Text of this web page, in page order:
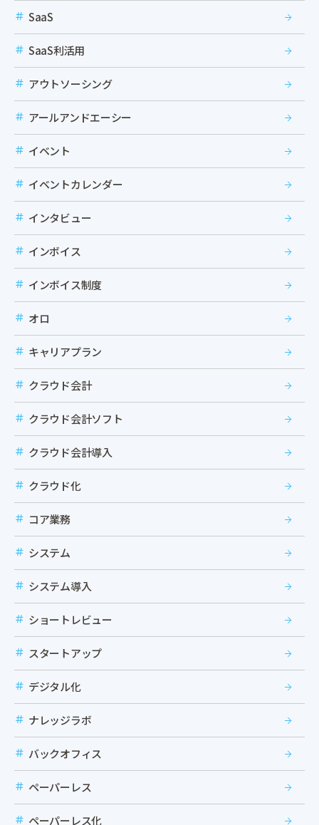
SaaS
SaaS利活用
アウトソーシング
アールアンドエーシー
イベント
イベントカレンダー
インタビュー
インボイス
インボイス制度
オロ
キャリアプラン
クラウド会計
クラウド会計ソフト
クラウド会計導入
クラウド化
コア業務
システム
システム導入
ショートレビュー
スタートアップ
デジタル化
ナレッジラボ
バックオフィス
ペーパーレス
ペーパーレス化